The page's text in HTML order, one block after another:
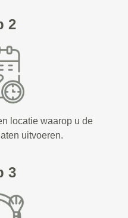
2
locatie waarop u de
uitvoeren.
3